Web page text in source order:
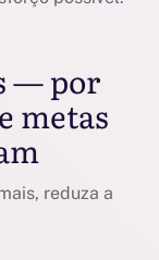
— por
metas
reduza a